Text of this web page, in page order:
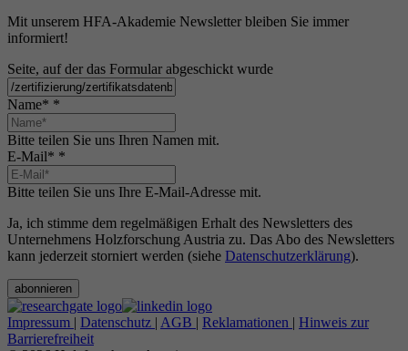
Mit unserem HFA-Akademie Newsletter bleiben Sie immer
informiert!
Seite, auf der das Formular abgeschickt wurde
Name* *
Bitte teilen Sie uns Ihren Namen mit.
E-Mail* *
Bitte teilen Sie uns Ihre E-Mail-Adresse mit.
Ja, ich stimme dem regelmäßigen Erhalt des Newsletters des
Unternehmens Holzforschung Austria zu. Das Abo des Newsletters
kann jederzeit storniert werden (siehe Datenschutzerklärung).
abonnieren
Impressum | Datenschutz | AGB | Reklamationen | Hinweis zur
Barrierefreiheit